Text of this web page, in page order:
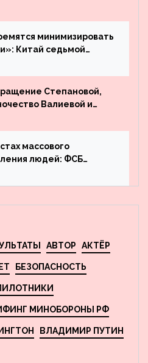
в Казахстан
минимизировать
Китай седьмой
из американского
Степановой,
Валиевой и
в мире
катания
массового
людей: ФСБ
планировавших
АВТОР АКТЁР
БЕЗОПАСНОСТЬ
МИНОБОРОНЫ РФ
ВЛАДИМИР ПУТИН